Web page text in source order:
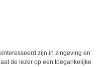
zijn in zingeving en
de lezer op een toegankelijke